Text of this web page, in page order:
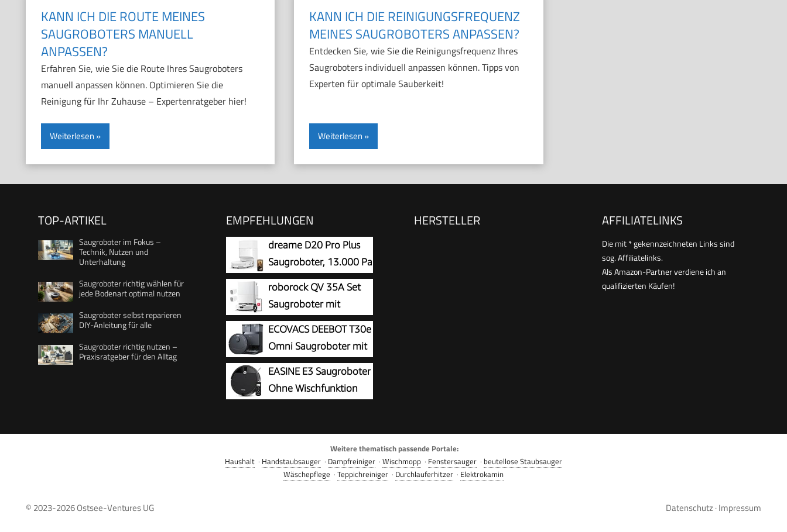
KANN ICH DIE ROUTE MEINES
SAUGROBOTERS MANUELL
ANPASSEN?
Erfahren Sie, wie Sie die Route Ihres Saugroboters
manuell anpassen können. Optimieren Sie die
Reinigung für Ihr Zuhause – Expertenratgeber hier!
Weiterlesen
KANN ICH DIE REINIGUNGSFREQUENZ
MEINES SAUGROBOTERS ANPASSEN?
Entdecken Sie, wie Sie die Reinigungsfrequenz Ihres
Saugroboters individuell anpassen können. Tipps von
Experten für optimale Sauberkeit!
Weiterlesen
TOP-ARTIKEL
Saugroboter im Fokus –
Technik, Nutzen und
Unterhaltung
Saugroboter richtig wählen für
jede Bodenart optimal nutzen
Saugroboter selbst reparieren
DIY-Anleitung für alle
Saugroboter richtig nutzen –
Praxisratgeber für den Alltag
EMPFEHLUNGEN
dreame D20 Pro Plus
Saugroboter, 13.000 Pa
Saugkraft, DuoBrush für
Tierhaare, Eckenrein, Selbstentl,
Hindernisverm. m. LDS-
Navigation & Laser, saugt und
wischt, Hartböden & Teppiche,
5.200 mAh Akku
roborock QV 35A Set
Saugroboter mit
Wischfunktion mit
8.000 Pa Saugkraft
ECOVACS DEEBOT T30e
Omni Saugroboter mit
Wischfunktion, 25.000
Pa Saugkraft
EASINE E3 Saugroboter
Ohne Wischfunktion
HERSTELLER AFFILIATELINKS
Die mit * gekennzeichneten Links sind
sog. Affiliatelinks.
Als Amazon-Partner verdiene ich an
qualifizierten Käufen!
Weitere thematisch passende Portale:
Haushalt · Handstaubsauger · Dampfreiniger · Wischmopp · Fenstersauger · beutellose Staubsauger
Wäschepflege · Teppichreiniger · Durchlauferhitzer · Elektrokamin
© 2023-2026Ostsee-Ventures UG Datenschutz·Impressum